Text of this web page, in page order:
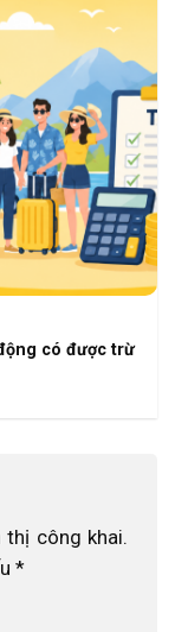
có được trừ
thị công khai.
*